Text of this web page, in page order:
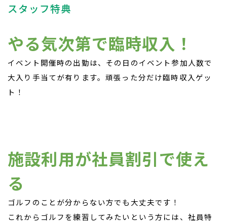
スタッフ特典
やる気次第で臨時収入！
イベント開催時の出勤は、その日のイベント参加人数で
大入り手当てが有ります。頑張った分だけ臨時収入ゲッ
ト！
施設利用が社員割引で使え
る
ゴルフのことが分からない方でも大丈夫です！
これからゴルフを練習してみたいという方には、社員特